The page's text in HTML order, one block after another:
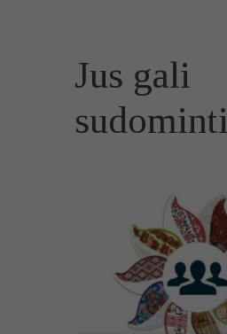
Jus gali
sudominti